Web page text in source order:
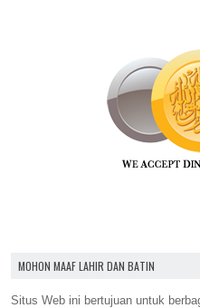
MOHON MAAF LAHIR DAN BATIN
Situs Web ini bertujuan untuk